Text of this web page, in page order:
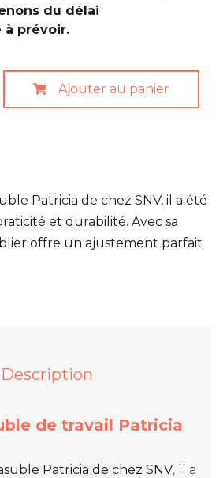
du délai
à prévoir.
Ajouter au panier
Patricia de chez SNV, il a été
et durabilité. Avec sa
offre un ajustement parfait
Description
de travail Patricia
Patricia de chez SNV, il a